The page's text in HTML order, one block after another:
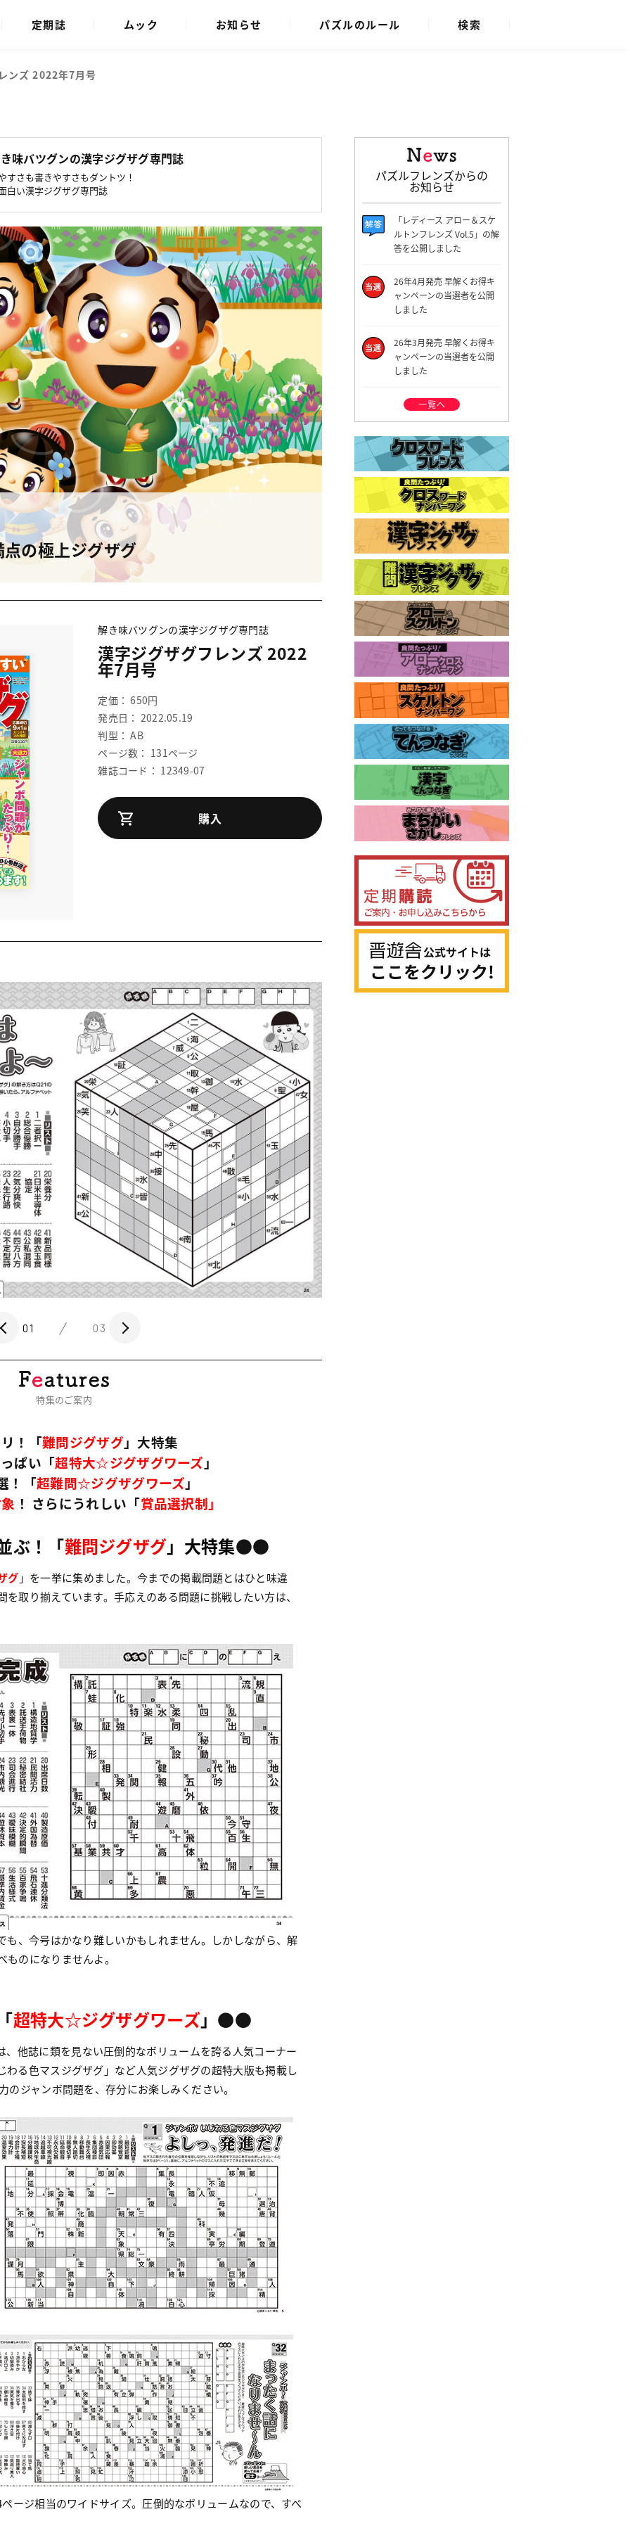
定期誌 ムック お知らせ パズルのルール 検索
ンズ 2022年7月号
味バツグンの漢字ジグザグ専門誌
すさも書きやすさもダントツ！
白い漢字ジグザグ専門誌
の極上ジグザグ
解き味バツグンの漢字ジグザグ専門誌
漢字ジグザグフレンズ 2022
年7月号
定価： 650円
発売日： 2022.05.19
判型： AB
ページ数： 131ページ
雑誌コード： 12349-07
購入
01 03
特集のご案内
！ 「難問ジグザグ」大特集
ぱい「超特大☆ジグザグワーズ 」
！「超難問☆ジグザグワーズ」
！ さらにうれしい「賞品選択制」
ぶ！「難問ジグザグ」大特集●●
グ 」を一挙に集めました。今までの掲載問題とはひと味違
取り揃えています。手応えのある問題に挑戦したい方は、
も、今号はかなり難しいかもしれません。しかしながら、解
のになりませんよ。
超特大☆ジグザグワーズ」 ●●
、他誌に類を見ない圧倒的なボリュームを誇る人気コーナー
わる色マスジグザグ」など人気ジグザグの超特大版も掲載し
ジャンボ問題を、存分にお楽しみください。
ージ相当のワイドサイズ。圧倒的なボリュームなので、すべ
パズルフレンズからの
お知らせ
「レディース アロー＆スケ
ルトンフレンズ Vol.5」の解
答を公開しました
26年4月発売 早解くお得キ
ャンペーンの当選者を公開
しました
26年3月発売 早解くお得キ
ャンペーンの当選者を公開
しました
一覧へ